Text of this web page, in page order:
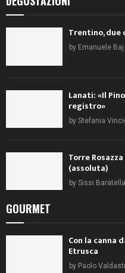
Trentino, due
by Emanuele
Lanati: «Il
registro»
by Stefania
Torre
(assoluta)
by Sissi Baratella
GOURMET
Con la canna
Etrusca
by Paolo